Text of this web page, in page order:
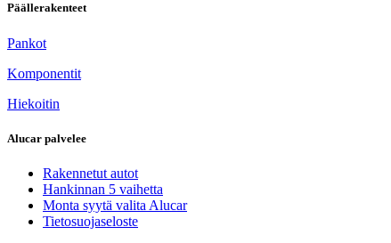
Päällerakenteet
Pankot
Komponentit
Hiekoitin
Alucar palvelee
Rakennetut autot
Hankinnan 5 vaihetta
Monta syytä valita Alucar
Tietosuojaseloste